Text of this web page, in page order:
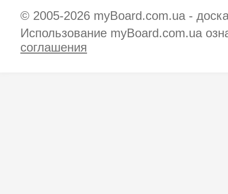
© 2005-2026 myBoard.com.ua -
Использование myBoard.com.ua
соглашения